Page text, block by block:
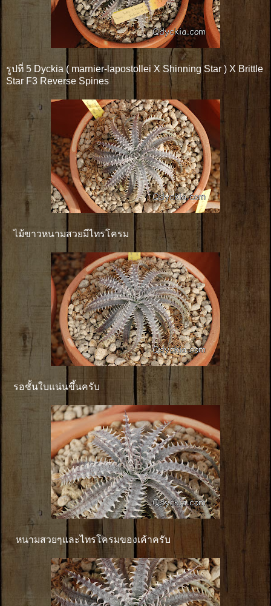
รูปที่ 5 Dyckia ( marnier-lapostollei X Shinning Star ) X Brittle
Star F3 Reverse Spines
ไม้ขาวหนามสวยมีไทรโครม
รอชั้นใบแน่นขึ้นครับ
หนามสวยๆและไทรโครมของเค้าครับ